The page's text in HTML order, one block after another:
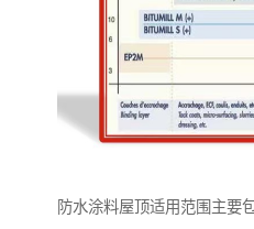
防水涂料屋顶适用范围主要